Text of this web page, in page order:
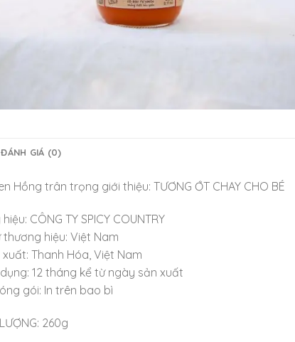
ĐÁNH GIÁ (0)
Hồng trân trọng giới thiệu: TƯƠNG ỚT CHAY CHO BÉ
CÔNG TY SPICY COUNTRY
thương hiệu: Việt Nam
xuất: Thanh Hóa, Việt Nam
12 tháng kể từ ngày sản xuất
gói: In trên bao bì
260g